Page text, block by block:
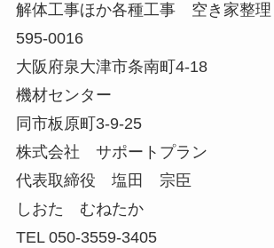
解体工事ほか各種工事 空き家整理
595-0016
大阪府泉大津市条南町4-18
機材センター
同市板原町3-9-25
株式会社 サポートプラン
代表取締役 塩田 宗臣
しおた むねたか
TEL 050-3559-3405